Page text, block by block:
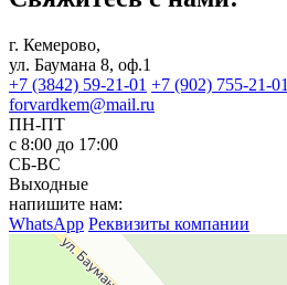
г. Кемерово,
ул. Баумана 8, оф.1
+7 (3842) 59-21-01 +7 (902) 755-21-01
forvardkem@mail.ru
ПН-ПТ
с 8:00 до 17:00
СБ-ВС
Выходные
напишите нам:
WhatsApp Реквизиты компании